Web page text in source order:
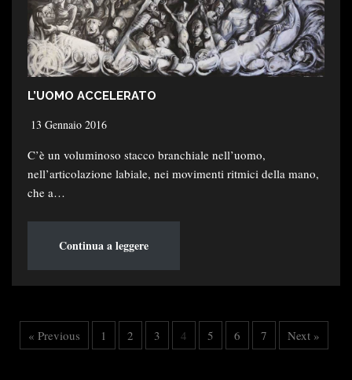
L’UOMO ACCELERATO
13 Gennaio 2016
C’è un voluminoso stacco branchiale nell’uomo,
nell’articolazione labiale, nei movimenti ritmici della mano,
che a…
Continua a leggere
« Previous 1 2 3 4 5 6 7 Next »